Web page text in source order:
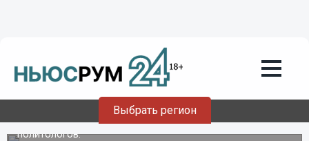
Выбрать регион
07.07.202612:20
Чемерис — на Северо-Запад,
Степченко — на Дальний Восток
Зачем «Новые люди» провели ротацию лидеров: взгляд
политологов.